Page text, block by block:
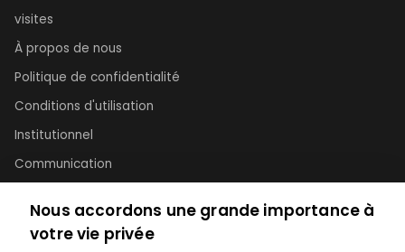
visites
À propos de nous
Politique de confidentialité
Conditions d'utilisation
Institutionnel
Communication
Informations
Nous accordons une grande importance à
votre vie privée